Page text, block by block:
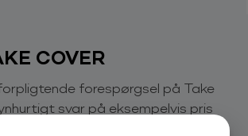
set indlevelse, sætter Take Cover
og medbringer numre for enhver
COVER
forespørgsel på Take
svar på eksempelvis pris